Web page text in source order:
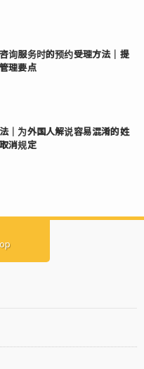
询服务时的预约受理方法｜提
理要点
｜为外国人解说容易混淆的姓
消规定